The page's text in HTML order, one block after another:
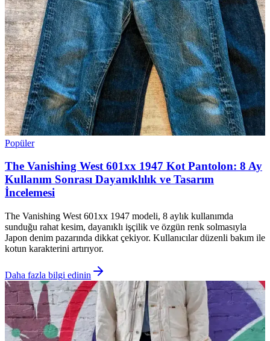
Popüler
The Vanishing West 601xx 1947 Kot Pantolon: 8 Ay
Kullanım Sonrası Dayanıklılık ve Tasarım
İncelemesi
The Vanishing West 601xx 1947 modeli, 8 aylık kullanımda
sunduğu rahat kesim, dayanıklı işçilik ve özgün renk solmasıyla
Japon denim pazarında dikkat çekiyor. Kullanıcılar düzenli bakım ile
kotun karakterini artırıyor.
Daha fazla bilgi edinin